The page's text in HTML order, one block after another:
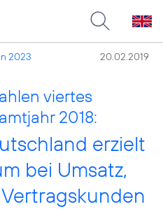
2023 20.02.2019
viertes
2018:
erzielt
bei Umsatz,